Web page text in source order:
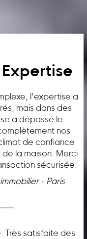
Expertise
l’expertise a
mais dans des
a dépassé le
nos
de confiance
de la maison. Merci
sécurisée.
- Paris
Très satisfaite des